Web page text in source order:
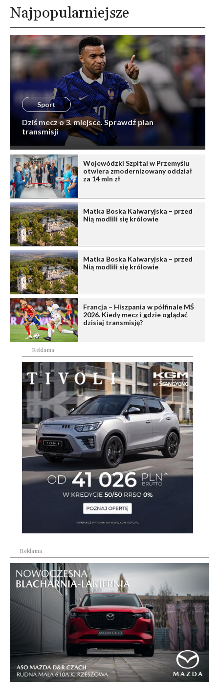
Najpopularniejsze
Sport
Dziś mecz o 3. miejsce. Sprawdź plan
transmisji
Wojewódzki Szpital w Przemyślu
otwiera zmodernizowany oddział
za 14 mln zł
Matka Boska Kalwaryjska – przed
Nią modlili się królowie
Matka Boska Kalwaryjska – przed
Nią modlili się królowie
Francja – Hiszpania w półfinale MŚ
2026. Kiedy mecz i gdzie oglądać
dzisiaj transmisję?
Reklama
Reklama